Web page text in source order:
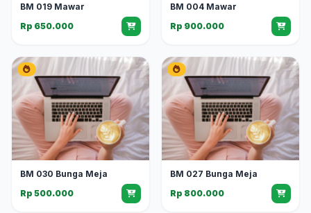
BM 019 Mawar
Rp 650.000
BM 004 Mawar
Rp 900.000
BM 030 Bunga Meja
Rp 500.000
BM 027 Bunga Meja
Rp 800.000